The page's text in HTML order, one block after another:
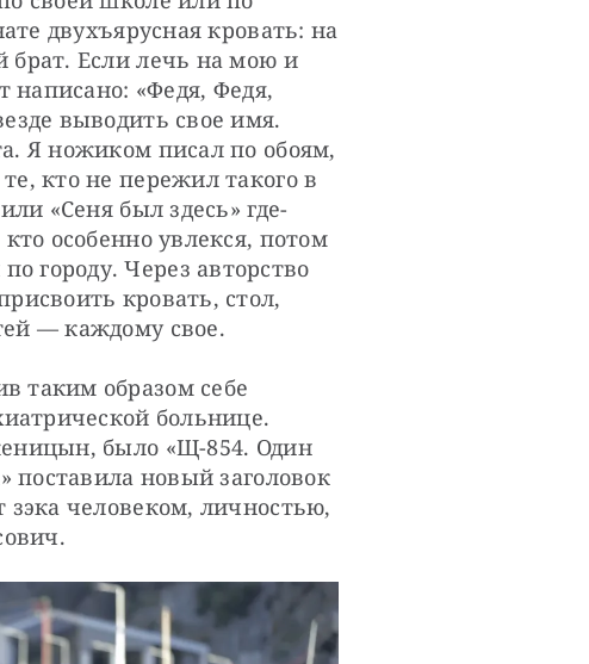
двухъярусная кровать: на
Если лечь на мою и
написано: «Федя, Федя,
выводить свое имя.
Я ножиком писал по обоям,
кто не пережил такого в
«Сеня был здесь» где-
особенно увлекся, потом
городу. Через авторство
кровать, стол,
— каждому свое.
таким образом себе
больнице.
было «Щ-854. Один
поставила новый заголовок
человеком, личностью,